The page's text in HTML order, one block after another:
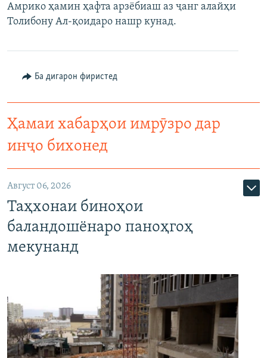
Амрико ҳамин ҳафта арзёбиаш аз ҷанг алайҳи
Толибону Ал-қоидаро нашр кунад.
Ба дигарон фиристед
Ҳамаи хабарҳои имрӯзро дар
инҷо бихонед
Август 06, 2026
Таҳхонаи биноҳои
баландошёнаро паноҳгоҳ
мекунанд